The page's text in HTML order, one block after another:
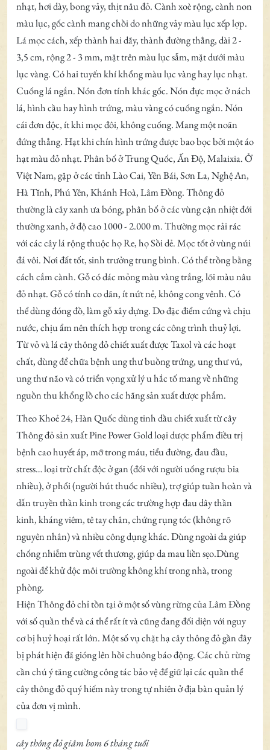
nhạt, hơi dày, bong vảy, thịt nâu đỏ. Cành xoè rộng, cành non
màu lục, gốc cành mang chồi do những vảy màu lục xếp lợp.
Lá mọc cách, xếp thành hai dãy, thành đường thẳng, dài 2 -
3,5 cm, rộng 2 - 3 mm, mặt trên màu lục sẫm, mặt dưới màu
lục vàng. Có hai tuyến khí khổng màu lục vàng hay lục nhạt.
Cuống lá ngắn. Nón đơn tính khác gốc. Nón đực mọc ở nách
lá, hình cầu hay hình trứng, màu vàng có cuống ngắn. Nón
cái đơn độc, ít khi mọc đôi, không cuống. Mang một noãn
đứng thẳng. Hạt khi chín hình trứng được bao bọc bởi một áo
hạt màu đỏ nhạt. Phân bố ở Trung Quốc, Ấn Độ, Malaixia. Ở
Việt Nam, gặp ở các tỉnh Lào Cai, Yên Bái, Sơn La, Nghệ An,
Hà Tĩnh, Phú Yên, Khánh Hoà, Lâm Đồng. Thông đỏ
thường là cây xanh ưa bóng, phân bố ở các vùng cận nhiệt đới
thường xanh, ở độ cao 1000 - 2.000 m. Thường mọc rải rác
với các cây lá rộng thuộc họ Re, họ Sồi dẻ. Mọc tốt ở vùng núi
đá vôi. Nơi đất tốt, sinh trưởng trung bình. Có thể trồng bằng
cách cắm cành. Gỗ có dác mỏng màu vàng trắng, lõi màu nâu
đỏ nhạt. Gỗ có tính co dãn, ít nứt nẻ, không cong vênh. Có
thể dùng đóng đồ, làm gỗ xây dựng. Do đặc điểm cứng và chịu
nước, chịu ẩm nên thích hợp trong các công trình thuỷ lợi.
Từ vỏ và lá cây thông đỏ chiết xuất được Taxol và các hoạt
chất, dùng để chữa bệnh ung thư buồng trứng, ung thư vú,
ung thư não và có triển vọng xử lý u hắc tố mang về những
nguồn thu khổng lồ cho các hãng sản xuất dược phẩm.
Theo Khoẻ 24, Hàn Quốc dùng tinh dầu chiết xuất từ cây
Thông đỏ sản xuất Pine Power Gold loại dược phẩm điều trị
bệnh cao huyết áp, mỡ trong máu, tiểu đường, đau đầu,
stress… loại trừ chất độc ở gan (đối với người uống rượu bia
nhiều), ở phổi (người hút thuốc nhiều), trợ giúp tuần hoàn và
dẫn truyền thần kinh trong các trường hợp đau dây thần
kinh, kháng viêm, tê tay chân, chứng rụng tóc (không rõ
nguyên nhân) và nhiều công dụng khác. Dùng ngoài da giúp
chống nhiễm trùng vết thương, giúp da mau liền sẹo.Dùng
ngoài để khử độc môi trường không khí trong nhà, trong
phòng.
Hiện Thông đỏ chỉ tồn tại ở một số vùng rừng của Lâm Đồng
với số quần thể và cá thể rất ít và cũng đang đối diện với nguy
cơ bị huỷ hoại rất lớn. Một số vụ chặt hạ cây thông đỏ gần đây
bị phát hiện đã gióng lên hồi chuông báo động. Các chủ rừng
cần chú ý tăng cường công tác bảo vệ để giữ lại các quần thể
cây thông đỏ quý hiếm này trong tự nhiên ở địa bàn quản lý
của đơn vị mình.
cây thông đỏ giâm hom 6 tháng tuổi